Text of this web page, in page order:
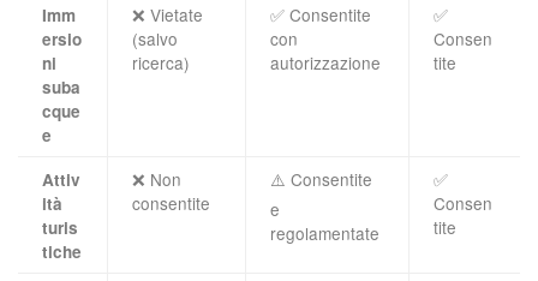
Imm
ersio
ni
suba
cque
e
❌ Vietate
(salvo
ricerca)
✅ Consentite
con
autorizzazione
✅
Consen
tite
Attiv
ità
turis
tiche
❌ Non
consentite
⚠️ Consentite
e
regolamentate
✅
Consen
tite